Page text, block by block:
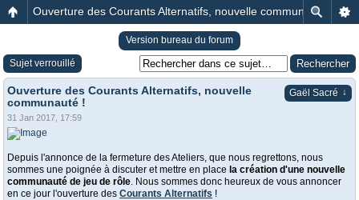
Ouverture des Courants Alternatifs, nouvelle communauté !
Version bureau du forum
Sujet verrouillé
Gaël Sacré ↓
Ouverture des Courants Alternatifs, nouvelle
communauté !
31 Jan 2017, 17:59
Depuis l'annonce de la fermeture des Ateliers, que nous regrettons, nous
sommes une poignée à discuter et mettre en place la création d'une nouvelle
communauté de jeu de rôle. Nous sommes donc heureux de vous annoncer
en ce jour l'ouverture des Courants Alternatifs !